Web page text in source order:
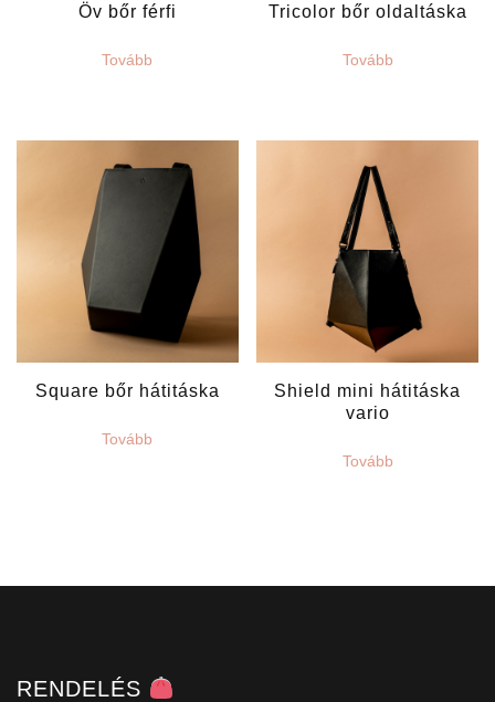
Öv bőr férfi
Tovább
Tricolor bőr oldaltáska
Tovább
Square bőr hátitáska
Tovább
Shield mini hátitáska
vario
Tovább
RENDELÉS